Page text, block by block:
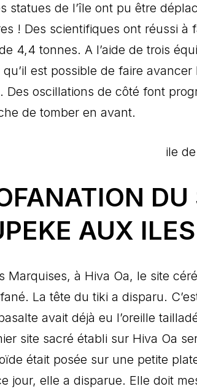
statues de l’île ont pu être
! Des scientifiques ont réussi
4,4 tonnes. A l’aide de trois
qu’il est possible de faire
Des oscillations de côté font
de tomber en avant.
AUX
Marquises, à Hiva Oa, le site
La tête du tiki a disparu.
avait déjà eu l’oreille
site sacré établi sur Hiva Oa
était posée sur une petite
jour, elle a disparue. Elle doit